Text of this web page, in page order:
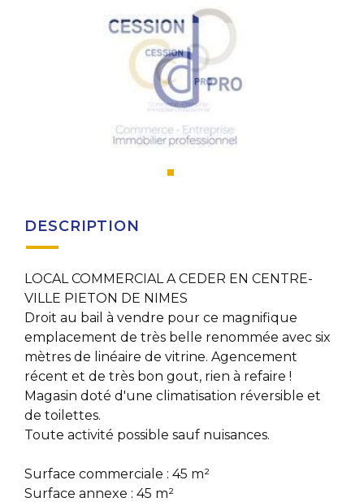
DESCRIPTION
LOCAL COMMERCIAL A CEDER EN CENTRE-
VILLE PIETON DE NIMES
Droit au bail à vendre pour ce magnifique
emplacement de très belle renommée avec six
mètres de linéaire de vitrine. Agencement
récent et de très bon gout, rien à refaire !
Magasin doté d'une climatisation réversible et
de toilettes.
Toute activité possible sauf nuisances.
Surface commerciale : 45 m²
Surface annexe : 45 m²